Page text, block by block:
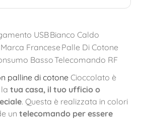
USBBianco Caldo
Marca Francese Palle Di Cotone
BassoTelecomando RF
palline di cotoneCioccolato è
tua casa, il tuo ufficio o
. Questa è realizzata in colori
un telecomando per essere